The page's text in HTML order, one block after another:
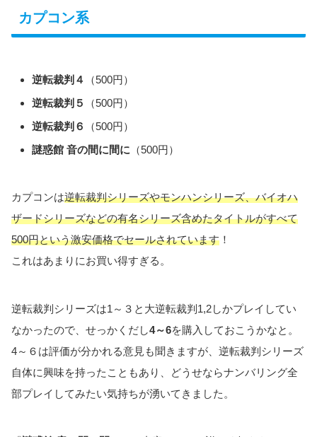
カプコン系
逆転裁判４
（500円）
逆転裁判５
（500円）
逆転裁判６
（500円）
謎惑館 音の間に間に （500円）
カプコンは逆転裁判シリーズやモンハンシリーズ、バイオハ
ザードシリーズなどの有名シリーズ含めたタイトルがすべて
500円という激安価格でセールされています ！
これはあまりにお買い得すぎる。
逆転裁判シリーズは1～３と大逆転裁判1,2しかプレイしてい
なかったので、せっかくだし4～6を購入しておこうかなと。
4～６は評価が分かれる意見も聞きますが、逆転裁判シリーズ
自体に興味を持ったこともあり、どうせならナンバリング全
部プレイしてみたい気持ちが湧いてきました。